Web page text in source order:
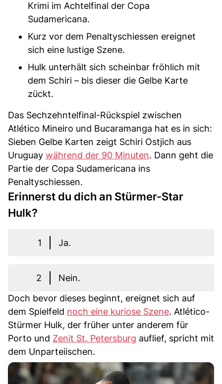
Krimi im Achtelfinal der Copa
Sudamericana.
Kurz vor dem Penaltyschiessen ereignet
sich eine lustige Szene.
Hulk unterhält sich scheinbar fröhlich mit
dem Schiri – bis dieser die Gelbe Karte
zückt.
Das Sechzehntelfinal-Rückspiel zwischen
Atlético Mineiro und Bucaramanga hat es in sich:
Sieben Gelbe Karten zeigt Schiri Ostjich aus
Uruguay während der 90 Minuten. Dann geht die
Partie der Copa Sudamericana ins
Penaltyschiessen.
Erinnerst du dich an Stürmer-Star
Hulk?
1 Ja.
2
Nein.
Doch bevor dieses beginnt, ereignet sich auf
dem Spielfeld noch eine kuriose Szene. Atlético-
Stürmer Hulk, der früher unter anderem für
Porto und Zenit St. Petersburg auflief, spricht mit
dem Unparteiischen.